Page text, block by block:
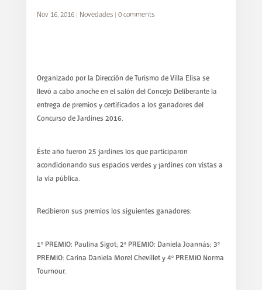
Nov 16, 2016| Novedades| 0 comments
Organizado por la Dirección de Turismo de Villa Elisa se
llevó a cabo anoche en el salón del Concejo Deliberante la
entrega de premios y certificados a los ganadores del
Concurso de Jardines 2016.
Éste año fueron 25 jardines los que participaron
acondicionando sus espacios verdes y jardines con vistas a
la vía pública.
Recibieron sus premios los siguientes ganadores:
1º PREMIO: Paulina Sigot; 2ª PREMIO: Daniela Joannás; 3º
PREMIO: Carina Daniela Morel Chevillet y 4º PREMIO Norma
Tournour.